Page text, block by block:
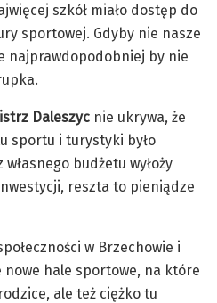
szkół miało dostęp do
sportowej. Gdyby nie nasze
najprawdopodobniej by nie
Daleszyc nie ukrywa, że
sportu i turystyki było
budżetu wyłoży
reszta to pieniądze
w Brzechowie i
nowe hale sportowe, na które
ale też ciężko tu